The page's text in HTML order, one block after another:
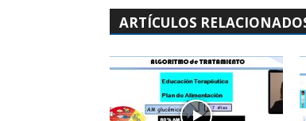
ARTÍCULOS